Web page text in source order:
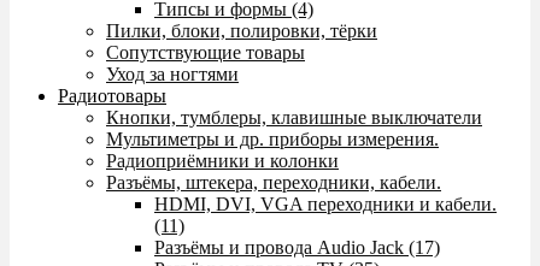
Типсы и формы (4)
Пилки, блоки, полировки, тёрки
Сопутствующие товары
Уход за ногтями
Радиотовары
Кнопки, тумблеры, клавишные выключатели
Мультиметры и др. приборы измерения.
Радиоприёмники и колонки
Разъёмы, штекера, переходники, кабели.
HDMI, DVI, VGA переходники и кабели.
(11)
Разъёмы и провода Audio Jack (17)